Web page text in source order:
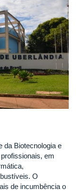
da Biotecnologia e
em
O
de incumbência o